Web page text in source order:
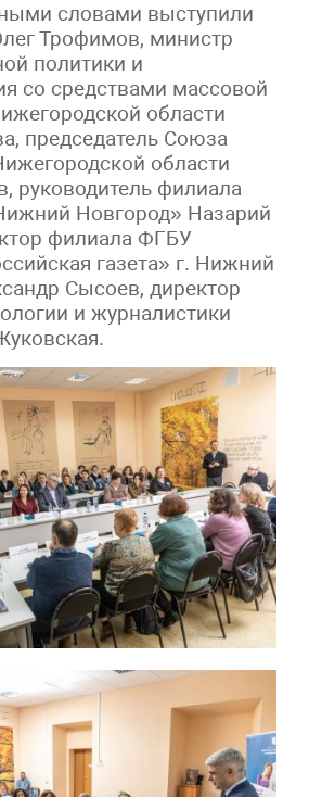
словами выступили
Трофимов, министр
политики и
со средствами массовой
области
председатель Союза
области
руководитель филиала
Новгород» Назарий
филиала ФГБУ
газета» г. Нижний
Сысоев, директор
и журналистики